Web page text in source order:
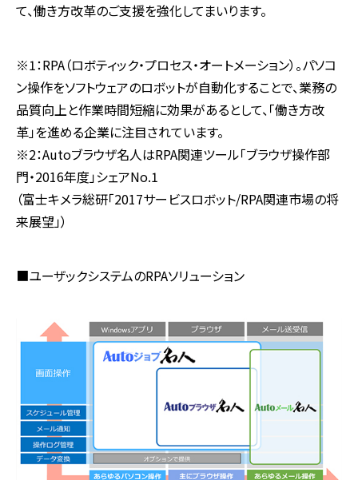
て、働き方改革のご支援を強化してまいります。
※1：RPA（ロボティック・プロセス・オートメーション）。パソコ
ン操作をソフトウェアのロボットが自動化することで、業務の
品質向上と作業時間短縮に効果があるとして、「働き方改
革」を進める企業に注目されています。
※2：Autoブラウザ名人はRPA関連ツール「ブラウザ操作部
門・2016年度」シェアNo.1
（富士キメラ総研「2017サービスロボット/RPA関連市場の将
来展望」）
■ユーザックシステムのRPAソリューション